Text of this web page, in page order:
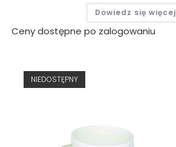
Dowiedz się więcej
Ceny dostępne po zalogowaniu
NIEDOSTĘPNY